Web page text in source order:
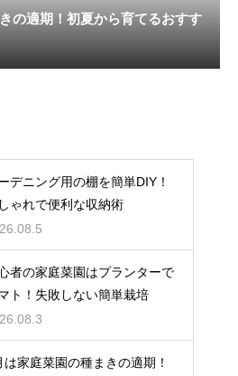
の適期！初夏から育てるおすす
デニング用の棚を簡単DIY！
ゃれで便利な収納術
者の家庭菜園はプランターで
ト！失敗しない簡単栽培
は家庭菜園の種まきの適期！